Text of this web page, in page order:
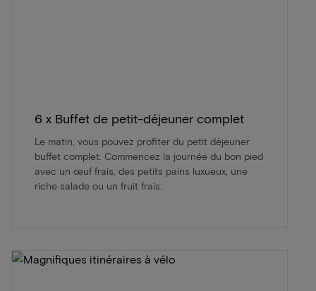
6 x Buffet de petit-déjeuner complet
Le matin, vous pouvez profiter du petit déjeuner
buffet complet. Commencez la journée du bon pied
avec un œuf frais, des petits pains luxueux, une
riche salade ou un fruit frais.